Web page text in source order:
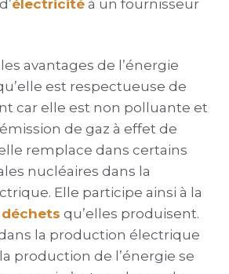
électricité à un fournisseur
avantages de l’énergie
est respectueuse de
car elle est non polluante et
de gaz à effet de
remplace dans certains
nucléaires dans la
Elle participe ainsi à la
qu’elles produisent.
la production électrique
production de l’énergie se